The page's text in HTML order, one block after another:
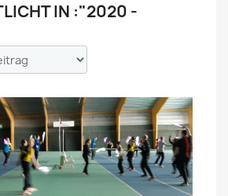
IN :"2020 -